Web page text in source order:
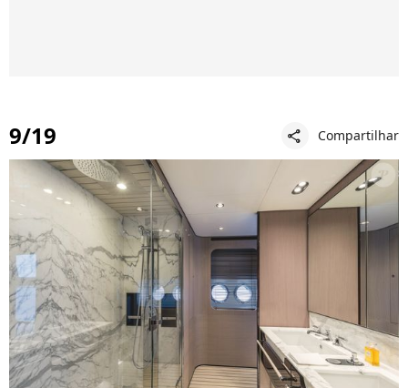
9/19 share Compartilhar